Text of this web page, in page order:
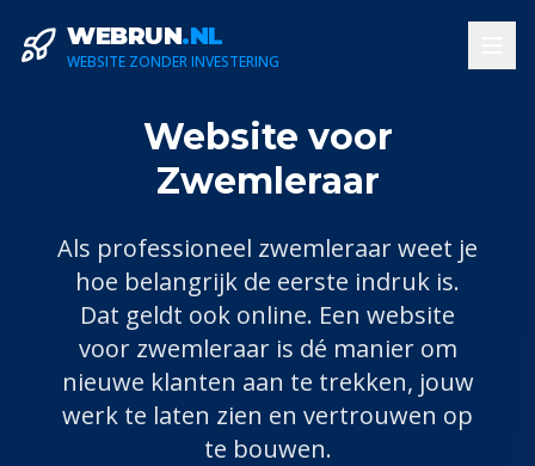
WEBRUN.NL
WEBSITE ZONDER INVESTERING
Website voor
Zwemleraar
Als professioneel zwemleraarweet je
hoe belangrijk de eerste indruk is.
Dat geldt ook online. Een website
voor zwemleraaris dé manier om
nieuwe klanten aan te trekken, jouw
werk te laten zien en vertrouwen op
te bouwen.